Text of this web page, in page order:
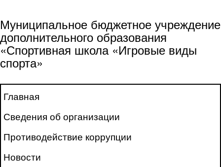
Муниципальное бюджетное учреждение
дополнительного образования
«Спортивная школа «Игровые виды
спорта»
Главная
Сведения об организации
Противодействие коррупции
Новости